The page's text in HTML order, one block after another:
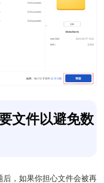
文件以避免数
，如果你担心文件会被再